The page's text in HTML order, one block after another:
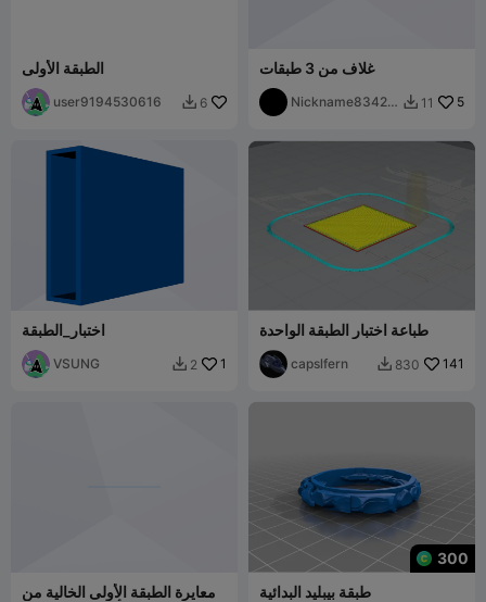
الطبقة الأولى
user9194530616  6
غلاف من 3 طبقات
Nickname83427
 11 5
اختبار_الطبقة
VSUNG  2 1
طباعة اختبار الطبقة الواحدة
capslfern  830 141
معايرة الطبقة الأولى الخالية من
300
طبقة بيبليد البدائية